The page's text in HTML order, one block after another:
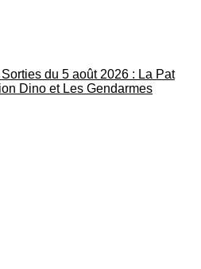
du 5 août 2026 : La Pat
Dino et Les Gendarmes